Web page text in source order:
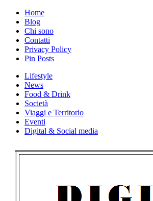
Skip
content
Home
Blog
Chi sono
Contatti
Privacy Policy
Pin Posts
Lifestyle
News
Food & Drink
Società
Viaggi e Territorio
Eventi
Digital & Social media